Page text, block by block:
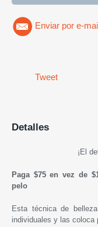
Enviar por e-
Tweet
Detalles
¡El
Paga $75 en vez de
pelo
Esta técnica de
individuales y las coloca